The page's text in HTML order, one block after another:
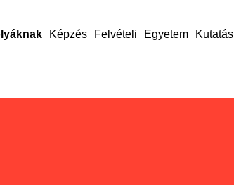
Képzés Felvételi Egyetem Kutatás